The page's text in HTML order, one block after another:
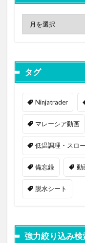
タグ
Ninjatrader
マレーシア動画
低温調理・スロ
備忘録 動
脱水シート
強力絞り込み検